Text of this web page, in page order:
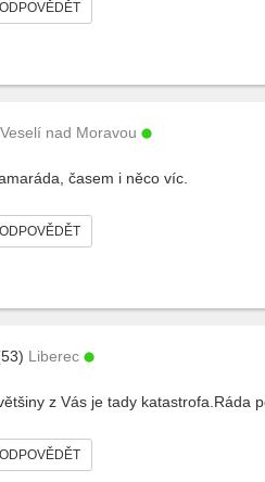
Veselí nad Moravou
časem i něco víc.
Liberec
z Vás je tady katastrofa.Ráda